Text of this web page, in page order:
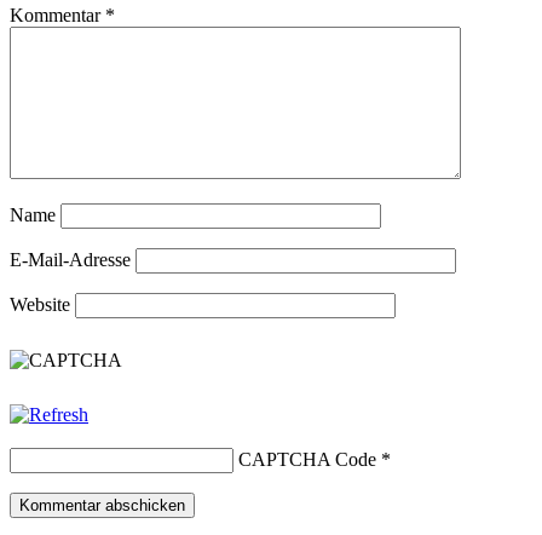
Kommentar *
Name
E-Mail-Adresse
Website
CAPTCHA Code *